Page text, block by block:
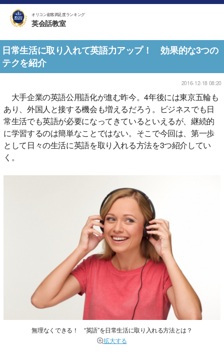
オリコン顧客満足度ランキング
英会話教室
日常生活に取り入れて英語力アップ！ 効果的な3つの
テクを紹介
2016-12-18 08:20
大手企業の英語公用語化が進む昨今。4年後には東京五輪も
あり、外国人と接する機会も増えるだろう。ビジネスでも日
常生活でも英語が必要になってきているといえるが、継続的
に学習するのは簡単なことではない。そこで今回は、第一歩
として日々の生活に英語を取り入れる方法を3つ紹介してい
く。
無理なくできる！ “英語”を日常生活に取り入れる方法とは？
拡大する